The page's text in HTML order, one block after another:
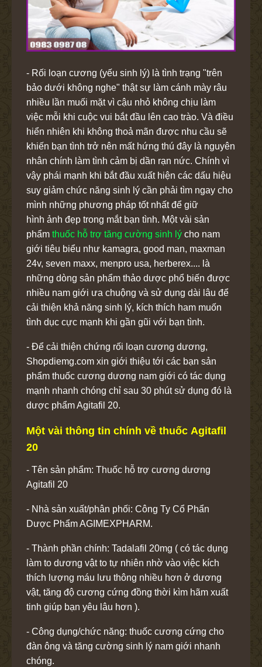
- Rối loạn cương (yếu sinh lý) là tình trạng "trên
bảo dưới không nghe" thật sự làm cánh mày râu
nhiều lần muối mặt vì cậu nhỏ không chịu làm
việc mỗi khi cuộc vui bắt đầu lên cao trào. Và điều
hiển nhiên khi không thoả mãn được nhu cầu sẽ
khiến bạn tình trở nên mất hứng thú đây là nguyên
nhân chính làm tình cảm bị dần rạn nức. Chính vì
vậy phái mạnh khi bắt đầu xuất hiện các dấu hiệu
suy giảm chức năng sinh lý cần phải tìm ngay cho
mình những phương pháp tốt nhất để giữ
hình ảnh đẹp trong mắt bạn tình. Một vài sản
phẩm thuốc hỗ trợ tăng cường sinh lý cho nam
giới tiêu biểu như kamagra, good man, maxman
24v, seven maxx, menpro usa, herberex.... là
những dòng sản phẩm thảo dược phổ biến được
nhiều nam giới ưa chuộng và sử dụng dài lâu để
cải thiện khả năng sinh lý, kích thích ham muốn
tình dục cực mạnh khi gần gũi với bạn tình.
- Để cải thiện chứng rối loạn cương dương,
Shopdiemg.com xin giới thiệu tới các bạn sản
phẩm thuốc cương dương nam giới có tác dụng
mạnh nhanh chóng chỉ sau 30 phút sử dụng đó là
dược phẩm Agitafil 20.
Một vài thông tin chính về thuốc Agitafil
20
- Tên sản phẩm: Thuốc hỗ trợ cương dương
Agitafil 20
- Nhà sản xuất/phân phối: Công Ty Cổ Phẩn
Dược Phẩm AGIMEXPHARM.
- Thành phần chính: Tadalafil 20mg ( có tác dụng
làm to dương vật to tự nhiên nhờ vào việc kích
thích lượng máu lưu thông nhiều hơn ở dương
vật, tăng độ cương cứng đồng thời kìm hãm xuất
tinh giúp bạn yêu lâu hơn ).
- Công dụng/chức năng: thuốc cương cứng cho
đàn ông và tăng cường sinh lý nam giới nhanh
chóng.